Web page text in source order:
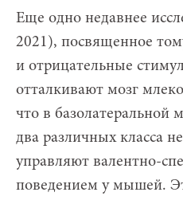
Еще одно недавнее
2021), посвященное
и отрицательные
отталкивают мозг
что в базолатеральной
два различных класса
управляют валентно-
поведением у мышей.